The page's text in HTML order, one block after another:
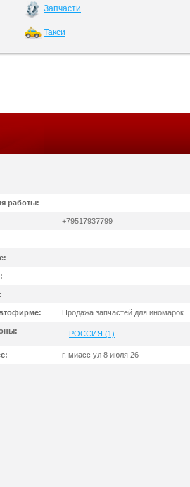
Запчасти
Такси
работы:
+79517937799
Продажа запчастей для иномарок.
РОССИЯ (1)
г. миасс ул 8 июля 26